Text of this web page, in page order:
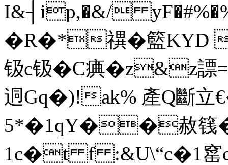
I&┤ip,�&/
�R�*禩�籃KYD
钑c钑�C痶�z&z
迵Gq�)!ak% 產Q斷立
5*�1qY��赦篯
1c�t f :&U\“c�1窰